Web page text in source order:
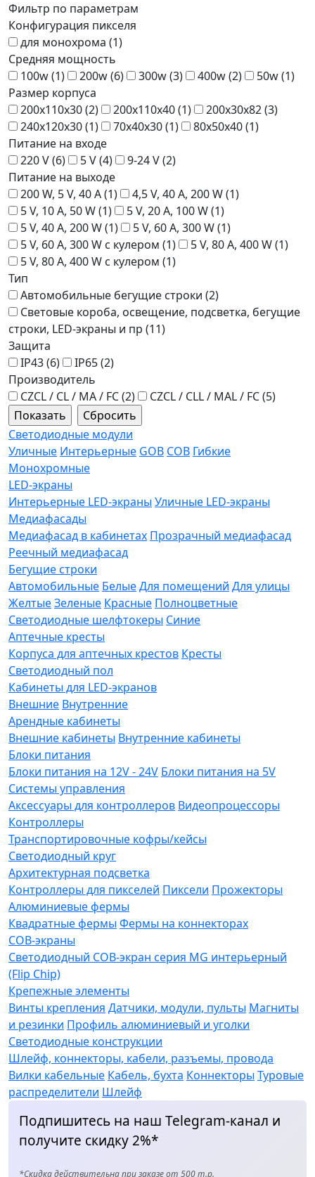
Фильтр по параметрам
Конфигурация пикселя
для монохрома (1)
Средняя мощность
100w (1) 200w (6) 300w (3) 400w (2) 50w (1)
Размер корпуса
200x110x30 (2) 200x110x40 (1) 200x30x82 (3)
240x120x30 (1) 70x40x30 (1) 80x50x40 (1)
Питание на входе
220 V (6) 5 V (4) 9-24 V (2)
Питание на выходе
200 W, 5 V, 40 A (1) 4,5 V, 40 A, 200 W (1)
5 V, 10 A, 50 W (1) 5 V, 20 A, 100 W (1)
5 V, 40 A, 200 W (1) 5 V, 60 A, 300 W (1)
5 V, 60 A, 300 W с кулером (1) 5 V, 80 A, 400 W (1)
5 V, 80 A, 400 W с кулером (1)
Тип
Автомобильные бегущие строки (2)
Световые короба, освещение, подсветка, бегущие
строки, LED-экраны и пр (11)
Защита
IP43 (6) IP65 (2)
Производитель
СZCL / CL / MA / FC (2) СZCL / CLL / MAL / FC (5)
Светодиодные модули
Уличные Интерьерные GOB COB Гибкие
Монохромные
LED-экраны
Интерьерные LED-экраны Уличные LED-экраны
Медиафасады
Медиафасад в кабинетах Прозрачный медиафасад
Реечный медиафасад
Бегущие строки
Автомобильные БелыеДля помещений Для улицы
ЖелтыеЗеленые Красные Полноцветные
Светодиодные шелфтокеры Синие
Аптечные кресты
Корпуса для аптечных крестов Кресты
Светодиодный пол
Кабинеты для LED-экранов
Внешние Внутренние
Арендные кабинеты
Внешние кабинеты Внутренние кабинеты
Блоки питания
Блоки питания на 12V - 24V Блоки питания на 5V
Системы управления
Аксессуары для контроллеров Видеопроцессоры
Контроллеры
Транспортировочные кофры/кейсы
Светодиодный круг
Архитектурная подсветка
Контроллеры для пикселей Пиксели Прожекторы
Алюминиевые фермы
Квадратные фермы Фермы на коннекторах
COB-экраны
Светодиодный COB-экран серия MG интерьерный
(Flip Chip)
Крепежные элементы
Винты крепления Датчики, модули, пульты Магниты
и резинки Профиль алюминиевый и уголки
Светодиодные конструкции
Шлейф, коннекторы, кабели, разъемы, провода
Вилки кабельные Кабель, бухта Коннекторы Туровые
распределители Шлейф
Подпишитесь на наш Telegram-канал и
получите скидку 2%*
*Скидка действительна при заказе от 500 т.р.